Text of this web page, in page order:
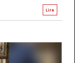
Lire